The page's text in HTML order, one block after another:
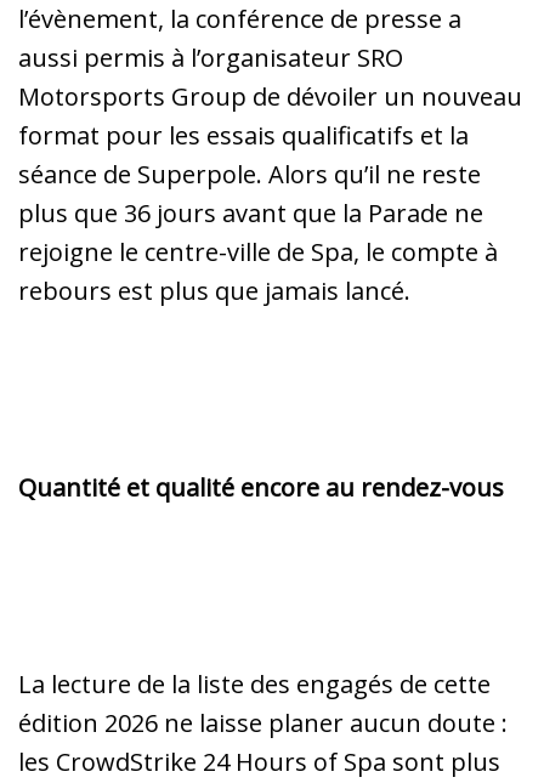
l’évènement, la conférence de presse a
aussi permis à l’organisateur SRO
Motorsports Group de dévoiler un nouveau
format pour les essais qualificatifs et la
séance de Superpole. Alors qu’il ne reste
plus que 36 jours avant que la Parade ne
rejoigne le centre-ville de Spa, le compte à
rebours est plus que jamais lancé.
Quantité et qualité encore au rendez-vous
La lecture de la liste des engagés de cette
édition 2026 ne laisse planer aucun doute :
les CrowdStrike 24 Hours of Spa sont plus